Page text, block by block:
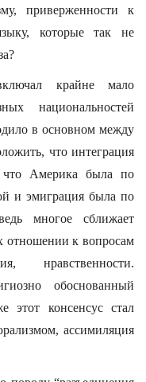
приверженности к
которые так не
крайне мало
национальностей
в основном между
что интеграция
Америка была по
и эмиграция была по
многое сближает
отношении к вопросам
нравственности.
обоснованный
этот консенсус стал
ассимиляция